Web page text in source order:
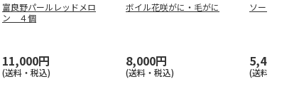
富良野パールレッドメロ
ン ４個
11,000円
(送料・税込)
ボイル花咲がに・毛がに
8,000円
(送料・税込)
ソーセージ
5,400円
(送料・税込)